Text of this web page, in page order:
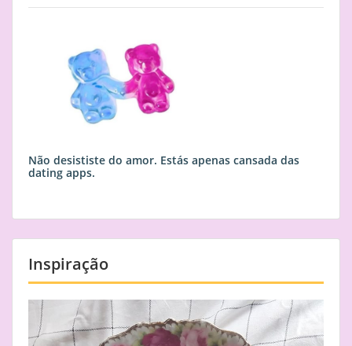
Não desististe do amor. Estás apenas cansada das
dating apps.
Inspiração